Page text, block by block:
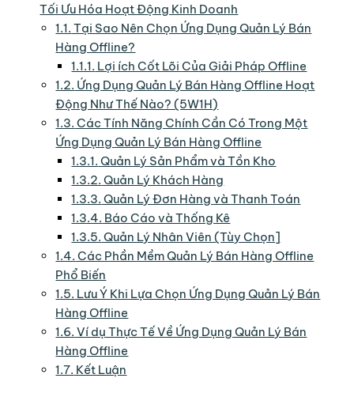
Tối Ưu Hóa Hoạt Động Kinh Doanh
1.1. Tại Sao Nên Chọn Ứng Dụng Quản Lý Bán
Hàng Offline?
1.1.1. Lợi ích Cốt Lõi Của Giải Pháp Offline
1.2. Ứng Dụng Quản Lý Bán Hàng Offline Hoạt
Động Như Thế Nào? (5W1H)
1.3. Các Tính Năng Chính Cần Có Trong Một
Ứng Dụng Quản Lý Bán Hàng Offline
1.3.1. Quản Lý Sản Phẩm và Tồn Kho
1.3.2. Quản Lý Khách Hàng
1.3.3. Quản Lý Đơn Hàng và Thanh Toán
1.3.4. Báo Cáo và Thống Kê
1.3.5. Quản Lý Nhân Viên (Tùy Chọn]
1.4. Các Phần Mềm Quản Lý Bán Hàng Offline
Phổ Biến
1.5. Lưu Ý Khi Lựa Chọn Ứng Dụng Quản Lý Bán
Hàng Offline
1.6. Ví dụ Thực Tế Về Ứng Dụng Quản Lý Bán
Hàng Offline
1.7. Kết Luận